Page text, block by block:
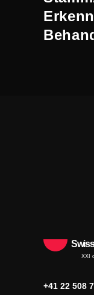
XXI
+41 22 508